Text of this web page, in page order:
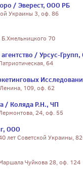
/ Эверест, ООО РБ
Украины 3, оф. 86
70
/ Урсус-
64
109, оф. 62
/ Коляда Р.Н., ЧП
24, оф. 55
ООО
лет Советской Украины,
Чуйкова 28, оф. 124